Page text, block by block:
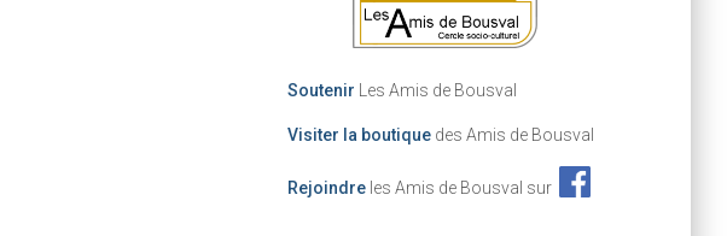
Soutenir Les Amis de Bousval
Visiter la boutiquedes Amis de Bousval
Rejoindreles Amis de Bousval sur